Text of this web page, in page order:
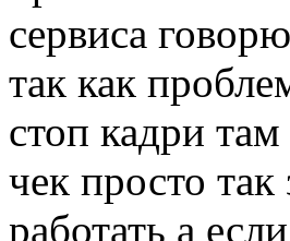
сервиса
так как
стоп кадри
чек просто
работать а